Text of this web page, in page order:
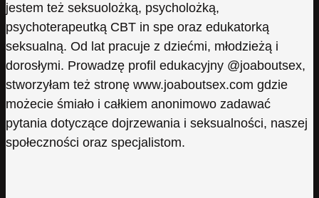
jestem też seksuolożką, psycholożką,
psychoterapeutką CBT in spe oraz edukatorką
seksualną. Od lat pracuje z dziećmi, młodzieżą i
dorosłymi. Prowadzę profil edukacyjny @joaboutsex,
stworzyłam też stronę www.joaboutsex.com gdzie
możecie śmiało i całkiem anonimowo zadawać
pytania dotyczące dojrzewania i seksualności, naszej
społeczności oraz specjalistom.